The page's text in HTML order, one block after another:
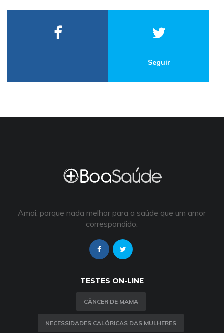
Seguir
Amai, porque nada melhor para a saúde que um amor
correspondido.
TESTES ON-LINE
CÂNCER DE MAMA
NECESSIDADES CALÓRICAS DAS MULHERES